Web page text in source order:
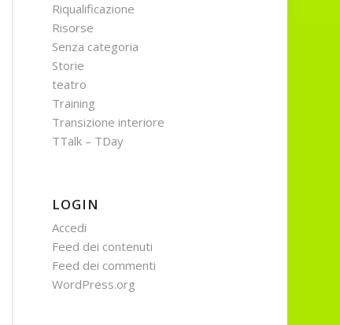
Riqualificazione
Risorse
Senza categoria
Storie
teatro
Training
Transizione interiore
TTalk – TDay
LOGIN
Accedi
Feed dei contenuti
Feed dei commenti
WordPress.org